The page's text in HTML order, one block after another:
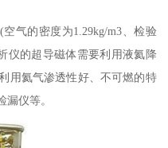
气的密度为1.29kg/m3、检验
仪的超导磁体需要利用液氦降
用氦气渗透性好、不可燃的特
仪等。